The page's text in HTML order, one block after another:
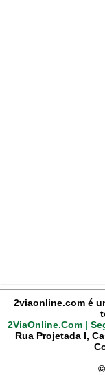
2viaonline.com é
2ViaOnline.Com |
Rua Projetada I,